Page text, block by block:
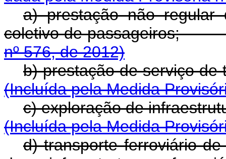
a) prestação não regular
coletivo de
nº 576, de 2012)
b) prestação de
(Incluída pela Medida
c) exploração de
(Incluída pela Medida
d) transporte ferroviário